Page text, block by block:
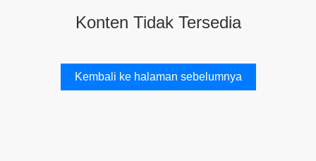
Konten Tidak Tersedia
Kembali ke halaman sebelumnya